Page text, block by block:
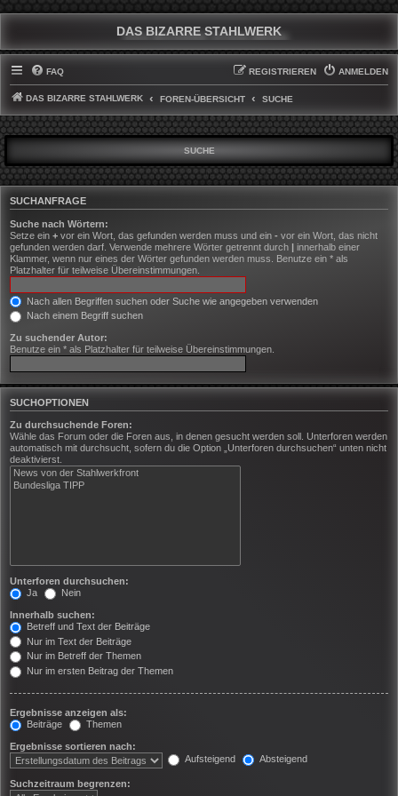
DAS BIZARRE STAHLWERK
FAQ ANMELDEN
REGISTRIEREN
DAS BIZARRE STAHLWERK FOREN-ÜBERSICHT SUCHE
SUCHE
SUCHANFRAGE
Suche nach Wörtern:
Setze ein + vor ein Wort, das gefunden werden muss und ein - vor ein Wort, das nicht
gefunden werden darf. Verwende mehrere Wörter getrennt durch | innerhalb einer
Klammer, wenn nur eines der Wörter gefunden werden muss. Benutze ein * als
Platzhalter für teilweise Übereinstimmungen.
Nach allen Begriffen suchen oder Suche wie angegeben verwenden
Nach einem Begriff suchen
Zu suchender Autor:
Benutze ein * als Platzhalter für teilweise Übereinstimmungen.
SUCHOPTIONEN
Zu durchsuchende Foren:
Wähle das Forum oder die Foren aus, in denen gesucht werden soll. Unterforen werden
automatisch mit durchsucht, sofern du die Option „Unterforen durchsuchen“ unten nicht
deaktivierst.
Unterforen durchsuchen:
Ja
Nein
Innerhalb suchen:
Betreff und Text der Beiträge
Nur im Text der Beiträge
Nur im Betreff der Themen
Nur im ersten Beitrag der Themen
Ergebnisse anzeigen als:
Beiträge
Themen
Ergebnisse sortieren nach:
Aufsteigend
Absteigend
Suchzeitraum begrenzen: